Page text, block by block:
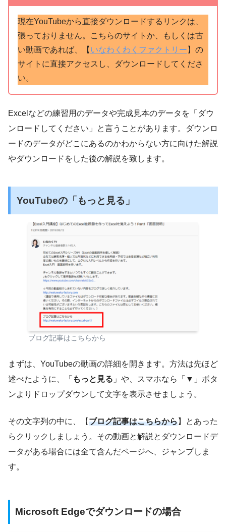
現在YouTubeから直接ダウンロードするリンクは、
張っておりません。こちらのサイトか、もしくは古
い動画であれば、【 いなわくわくファクトリー 】の
サイトに直接アクセスし、ダウンロードしてくださ
い。
Excelなどの練習用のデータや完成見本のデータを「ダウ
ンロードしてください」と言うことがあります。ダウンロ
ードのデータがどこにあるのかわからない方に向けた解説
やダウンロードをした後の解説を致します。
YouTubeの「もっと見る」
ブログ記事はこちらから
まずは、YouTubeの動画の詳細を開きます。方法は先ほど
述べたように、「 もっと見る 」や、スマホなら「▼」ボタ
ンよりドロップダウンして文字を表示させましょう。
その文字列の中に、【ブログ記事はこちらから】とあった
らクリックしましょう。その動画と解説とダウンロードデ
ータがある場合には全て含んだページへ、ジャンプしま
す。
Microsoft Edgeでダウンロードの場合